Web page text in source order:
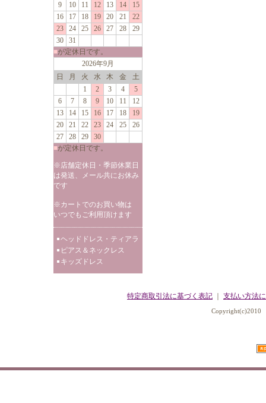
9
10 11 12 13 14
15
16
17 18 19 20 21
22
23
24 25 26 27 28
29
30
31
■が定休日です。
2026年9月
日
月 火 水 木 金
土
1
2 3 4
5
6
7 8 9 10 11
12
13
14 15 16 17 18
19
20
21 22 23 24 25
26
27
28 29
30
■が定休日です。
※店舗定休日・季節休業日
は発送、メール共にお休み
です
※カートでのお買い物は
いつでもご利用頂けます
ヘッドドレス・ティアラ
ピアス＆ネックレス
キッズドレス
特定商取引法に基づく表記 支払い方法
Copyright(c)2010